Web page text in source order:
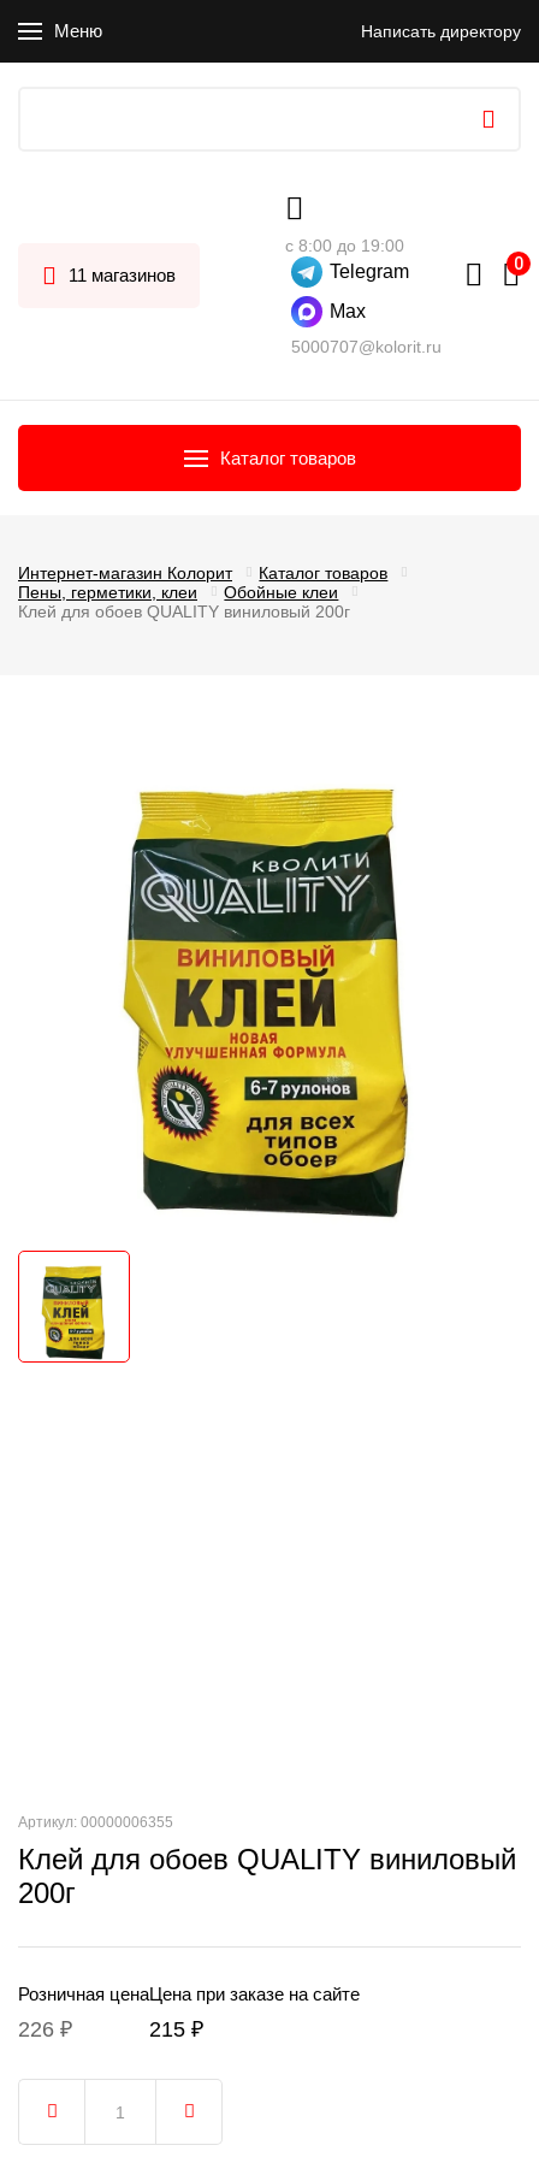
Меню Написать директору
11 магазинов
с 8:00 до 19:00
Telegram
Max
5000707@kolorit.ru
Каталог товаров
Интернет-магазин Колорит
Каталог товаров
Пены, герметики, клеи
Обойные клеи
Клей для обоев QUALITY виниловый 200г
Артикул: 00000006355
Клей для обоев QUALITY виниловый
200г
Розничная цена
226 ₽
Цена при заказе на сайте
215 ₽